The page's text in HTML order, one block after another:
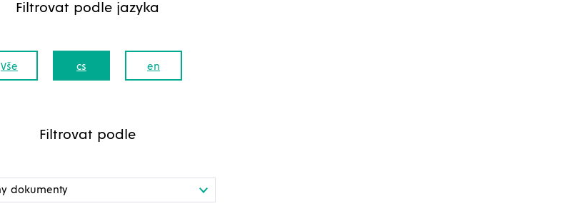
Filtrovat podle jazyka
Vše cs en
Filtrovat podle